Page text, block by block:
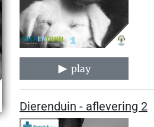
play
Dierenduin - aflevering 2